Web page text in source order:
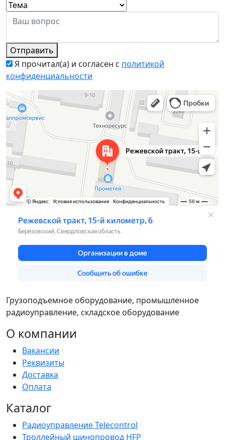
Отправить
Я прочитал(а) и согласен с политикой
конфиденциальности
Берёзовский
Режевской тракт, 15-й километр, 6 на карте Берёзовского —
Яндекс Карты
Грузоподъемное оборудование, промышленное
радиоуправление, складское оборудование
О компании
Вакансии
Реквизиты
Доставка
Оплата
Каталог
Радиоуправление Telecontrol
Троллейный шинопровод HFP